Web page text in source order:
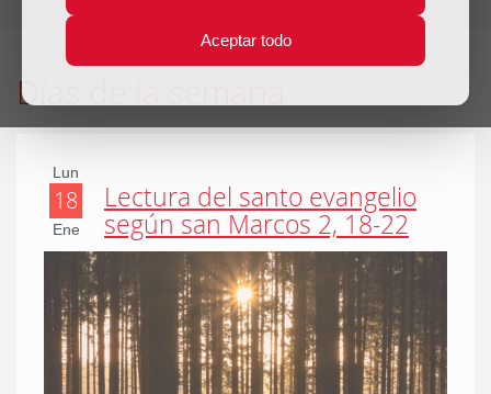
Aceptar todo
Días de la semana
Lun
18
Ene
Lectura del santo evangelio
según san Marcos 2, 18-22